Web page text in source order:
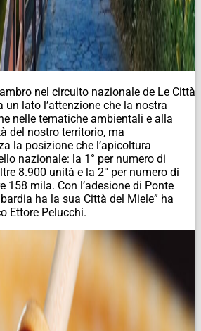
nel circuito nazionale de Le Città
lato l’attenzione che la nostra
nelle tematiche ambientali e alla
del nostro territorio, ma
la posizione che l’apicoltura
nazionale: la 1° per numero di
8.900 unità e la 2° per numero di
158 mila. Con l’adesione di Ponte
ha la sua Città del Miele” ha
Ettore Pelucchi.